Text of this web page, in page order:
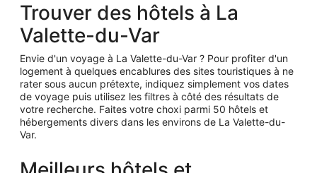
Trouver des hôtels à La
Valette-du-Var
Envie d'un voyage à La Valette-du-Var ? Pour profiter d'un
logement à quelques encablures des sites touristiques à ne
rater sous aucun prétexte, indiquez simplement vos dates
de voyage puis utilisez les filtres à côté des résultats de
votre recherche. Faites votre choxi parmi 50 hôtels et
hébergements divers dans les environs de La Valette-du-
Var.